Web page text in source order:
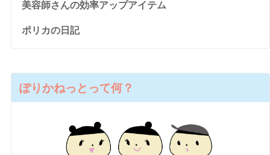
美容師さんの効率アップアイテム
ポリカの日記
ぽりかねっとって何？